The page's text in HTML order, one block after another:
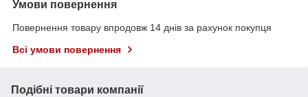
Умови повернення
Повернення товару впродовж 14 днів за рахунок покупця
Всі умови повернення
Подібні товари компанії